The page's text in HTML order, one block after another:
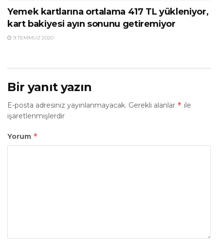
Yemek kartlarına ortalama 417 TL yükleniyor,
kart bakiyesi ayın sonunu getiremiyor
9 TEMMUZ 2020
Bir yanıt yazın
E-posta adresiniz yayınlanmayacak. Gerekli alanlar * ile
işaretlenmişlerdir
Yorum *